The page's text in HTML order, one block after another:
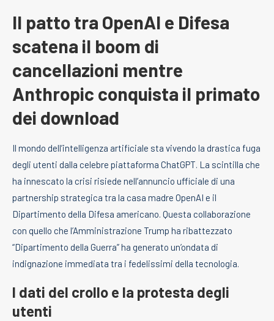
Il patto tra OpenAI e Difesa
scatena il boom di
cancellazioni mentre
Anthropic conquista il primato
dei download
Il mondo dell’intelligenza artificiale sta vivendo la drastica fuga
degli utenti dalla celebre piattaforma ChatGPT. La scintilla che
ha innescato la crisi risiede nell’annuncio ufficiale di una
partnership strategica tra la casa madre OpenAI e il
Dipartimento della Difesa americano. Questa collaborazione
con quello che l’Amministrazione Trump ha ribattezzato
“Dipartimento della Guerra” ha generato un’ondata di
indignazione immediata tra i fedelissimi della tecnologia.
I dati del crollo e la protesta degli
utenti